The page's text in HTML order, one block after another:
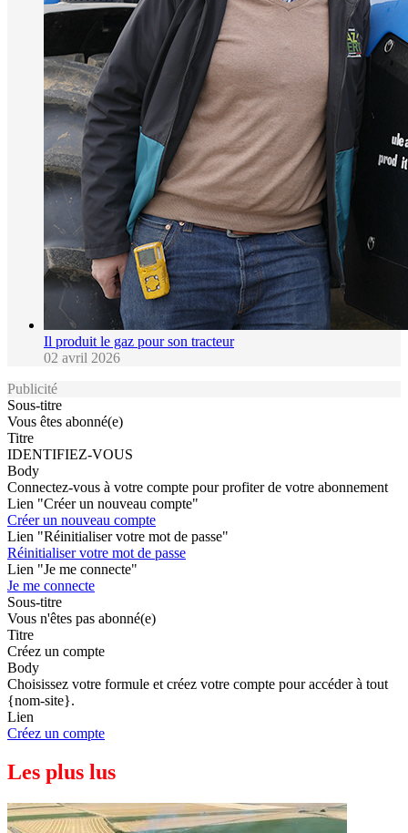
Il produit le gaz pour son tracteur
02 avril 2026
Publicité
Sous-titre
Vous êtes abonné(e)
Titre
IDENTIFIEZ-VOUS
Body
Connectez-vous à votre compte pour profiter de votre abonnement
Lien "Créer un nouveau compte"
Créer un nouveau compte
Lien "Réinitialiser votre mot de passe"
Réinitialiser votre mot de passe
Lien "Je me connecte"
Je me connecte
Sous-titre
Vous n'êtes pas abonné(e)
Titre
Créez un compte
Body
Choisissez votre formule et créez votre compte pour accéder à tout
{nom-site}.
Lien
Créez un compte
Les plus lus